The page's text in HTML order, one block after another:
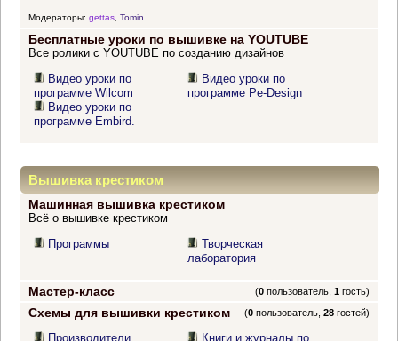
Модераторы: gettas, Tomin
Бесплатные уроки по вышивке на YOUTUBE
Все ролики с YOUTUBE по созданию дизайнов
Видео уроки по
программе Wilcom
Видео уроки по
программе Embird.
Видео уроки по
программе Pe-Design
Вышивка крестиком
Машинная вышивка крестиком
Всё о вышивке крестиком
Программы
Творческая
лаборатория
Мастер-класс (0 пользователь,1 гость)
Схемы для вышивки крестиком (0 пользователь,28 гостей)
Производители Книги и журналы по